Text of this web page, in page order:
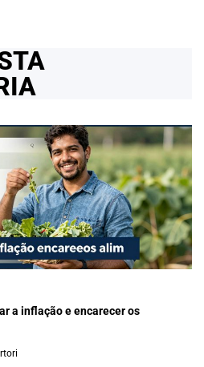
a inflação e encarecer os